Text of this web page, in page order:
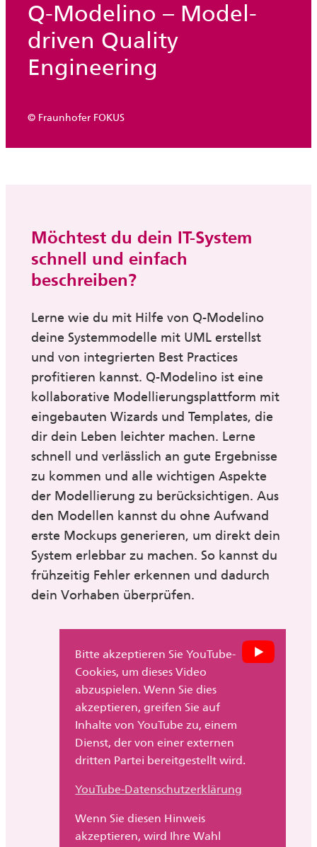
Q-Modelino – Model-
driven Quality
Engineering
© Fraunhofer FOKUS
Möchtest du dein IT-System
schnell und einfach
beschreiben?
Lerne wie du mit Hilfe von Q-Modelino
deine Systemmodelle mit UML erstellst
und von integrierten Best Practices
profitieren kannst. Q-Modelino ist eine
kollaborative Modellierungsplattform mit
eingebauten Wizards und Templates, die
dir dein Leben leichter machen. Lerne
schnell und verlässlich an gute Ergebnisse
zu kommen und alle wichtigen Aspekte
der Modellierung zu berücksichtigen. Aus
den Modellen kannst du ohne Aufwand
erste Mockups generieren, um direkt dein
System erlebbar zu machen. So kannst du
frühzeitig Fehler erkennen und dadurch
dein Vorhaben überprüfen.
Bitte akzeptieren Sie YouTube-
Cookies, um dieses Video
abzuspielen. Wenn Sie dies
akzeptieren, greifen Sie auf
Inhalte von YouTube zu, einem
Dienst, der von einer externen
dritten Partei bereitgestellt wird.
YouTube-Datenschutzerklärung
Wenn Sie diesen Hinweis
akzeptieren, wird Ihre Wahl